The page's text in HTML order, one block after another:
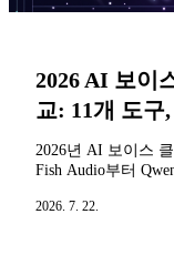
2026 AI 보이
교: 11개 도구
2026년 AI 보이스
Fish Audio부터
가격 정보, 중국어
2026. 7. 22.